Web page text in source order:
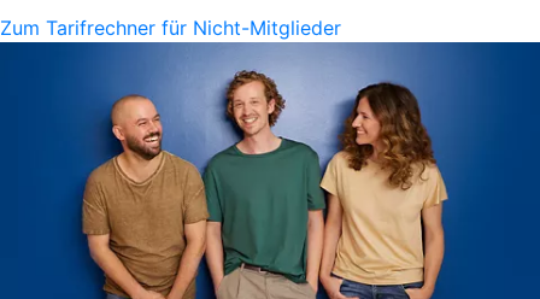
Zum Tarifrechner für Nicht-Mitglieder